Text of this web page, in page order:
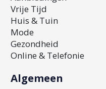
Vrije Tijd
Huis & Tuin
Mode
Gezondheid
Online & Telefonie
Algemeen